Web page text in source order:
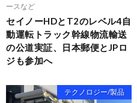
ースなど
セイノーHDとT2のレベル4自
動運転トラック幹線物流輸送
の公道実証、日本郵便とJPロ
ジも参加へ
テクノロジー/製品